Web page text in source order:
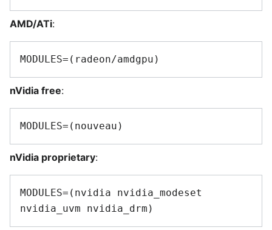
AMD/ATi:
nVidia free:
nVidia proprietary:
MODULES=(nvidia nvidia_modeset